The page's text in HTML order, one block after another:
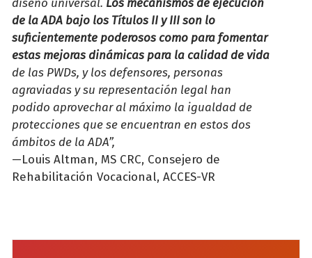
diseño universal. Los mecanismos de ejecución
de la ADA bajo los Títulos II y III son lo
suficientemente poderosos como parafomentar
estas mejoras dinámicas para la calidad de vida
de las PWDs, y los defensores, personas
agraviadas y su representación legal han
podido aprovechar al máximo la igualdad de
protecciones que se encuentran en estos dos
ámbitos de la ADA”,
—Louis Altman, MS CRC, Consejero de
Rehabilitación Vocacional, ACCES-VR